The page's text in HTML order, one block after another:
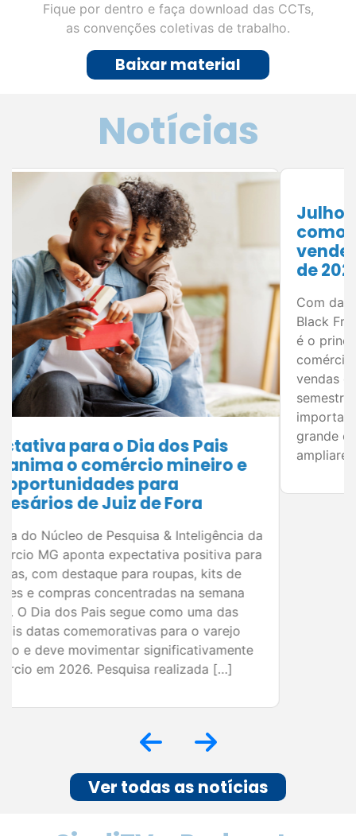
as convenções coletivas de trabalho.
Baixar material
Notícias
Julho é o momento de planejar:
como preparar sua empresa para
vender mais no segundo semestre
de 2026
Com datas estratégicas como Dia dos Pais,
Black Friday e Natal no horizonte, planejamento
é o principal aliado dos empresários do
comércio de Juiz de Fora para aumentar as
vendas e melhorar os resultados. O segundo
semestre concentra algumas das datas mais
importantes para o varejo e representa uma
grande oportunidade para empresários
ampliarem o […]
Ver todas as notícias
SindiTV e Podcasts